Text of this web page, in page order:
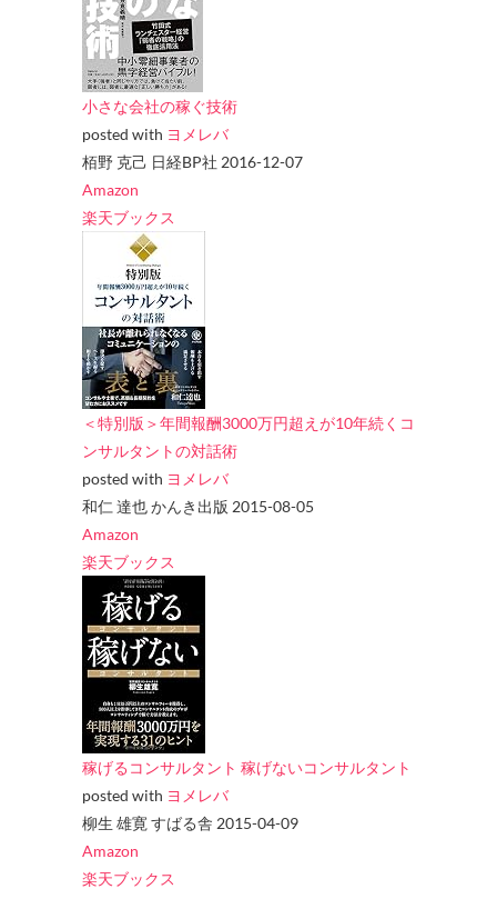
小さな会社の稼ぐ技術
posted with ヨメレバ
栢野 克己 日経BP社 2016-12-07
Amazon
楽天ブックス
＜特別版＞年間報酬3000万円超えが10年続くコ
ンサルタントの対話術
posted with ヨメレバ
和仁 達也 かんき出版 2015-08-05
Amazon
楽天ブックス
稼げるコンサルタント 稼げないコンサルタント
posted with ヨメレバ
柳生 雄寛 すばる舎 2015-04-09
Amazon
楽天ブックス